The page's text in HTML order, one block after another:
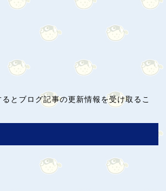
とブログ記事の更新情報を受け取るこ